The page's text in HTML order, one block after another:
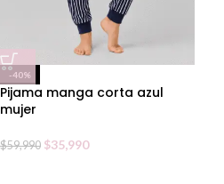
-40%
Pijama manga corta azul
mujer
$59,990 $35,990